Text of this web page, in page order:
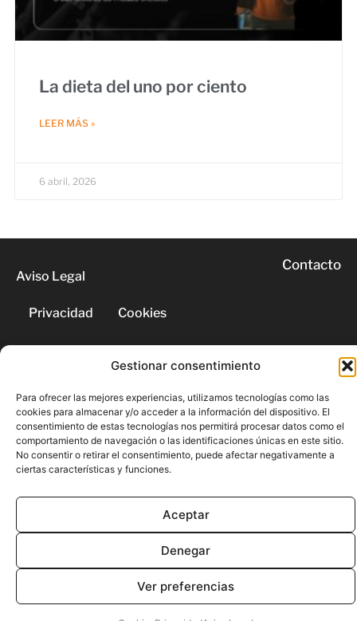
Gestionar consentimiento
Para ofrecer las mejores experiencias, utilizamos tecnologías como las
cookies para almacenar y/o acceder a la información del dispositivo. El
consentimiento de estas tecnologías nos permitirá procesar datos como el
comportamiento de navegación o las identificaciones únicas en este sitio.
No consentir o retirar el consentimiento, puede afectar negativamente a
ciertas características y funciones.
Aceptar
Denegar
Ver preferencias
La dieta del uno por ciento
LEER MÁS »
6 abril, 2026
Aviso Legal
Privacidad Cookies
Contacto
© 2026 | Todos los derechos